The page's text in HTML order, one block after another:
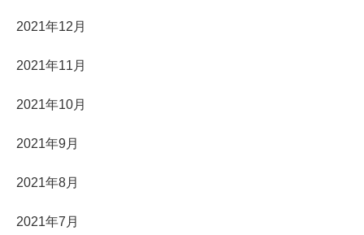
2021年12月
2021年11月
2021年10月
2021年9月
2021年8月
2021年7月